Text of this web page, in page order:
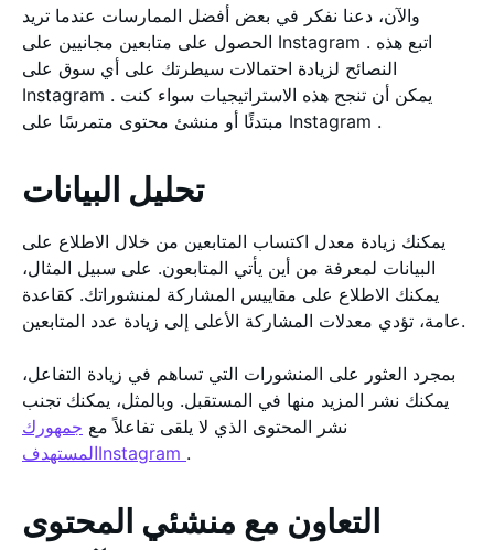
والآن، دعنا نفكر في بعض أفضل الممارسات عندما تريد
الحصول على متابعين مجانيين على Instagram . اتبع هذه
النصائح لزيادة احتمالات سيطرتك على أي سوق على
Instagram . يمكن أن تنجح هذه الاستراتيجيات سواء كنت
مبتدئًا أو منشئ محتوى متمرسًا على Instagram .
تحليل البيانات
يمكنك زيادة معدل اكتساب المتابعين من خلال الاطلاع على
البيانات لمعرفة من أين يأتي المتابعون. على سبيل المثال،
يمكنك الاطلاع على مقاييس المشاركة لمنشوراتك. كقاعدة
عامة، تؤدي معدلات المشاركة الأعلى إلى زيادة عدد المتابعين.
بمجرد العثور على المنشورات التي تساهم في زيادة التفاعل،
يمكنك نشر المزيد منها في المستقبل. وبالمثل، يمكنك تجنب
نشر المحتوى الذي لا يلقى تفاعلاً مع جمهورك
المستهدفInstagram .
التعاون مع منشئي المحتوى